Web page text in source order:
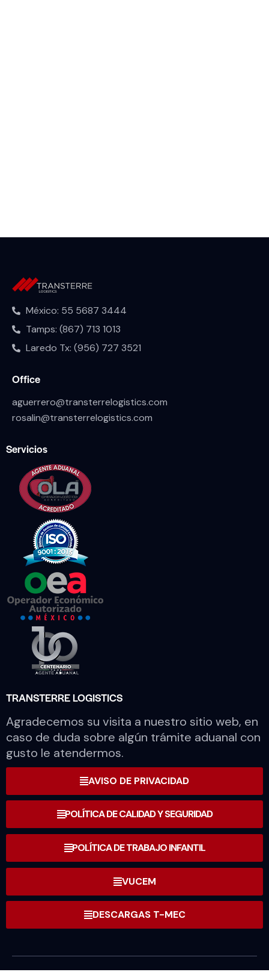
México: 55 5687 3444
Tamps: (867) 713 1013
Laredo Tx: (956) 727 3521
Office
aguerrero@transterrelogistics.com
rosalin@transterrelogistics.com
Servicios
TRANSTERRE LOGISTICS
Agradecemos su visita a nuestro sitio web, en
caso de duda sobre algún trámite aduanal con
gusto le atendermos.
AVISO DE PRIVACIDAD
POLÍTICA DE CALIDAD Y SEGURIDAD
POLÍTICA DE TRABAJO INFANTIL
VUCEM
DESCARGAS T-MEC